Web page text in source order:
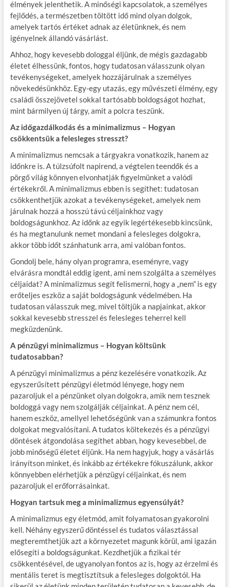
élmények jelenthetik. A minőségi kapcsolatok, a személyes
fejlődés, a természetben töltött idő mind olyan dolgok,
amelyek tartós értéket adnak az életünknek, és nem
igényelnek állandó vásárlást.
Ahhoz, hogy kevesebb dologgal éljünk, de mégis gazdagabb
életet élhessünk, fontos, hogy tudatosan válasszunk olyan
tevékenységeket, amelyek hozzájárulnak a személyes
növekedésünkhöz. Egy-egy utazás, egy művészeti élmény, egy
családi összejövetel sokkal tartósabb boldogságot hozhat,
mint bármilyen új tárgy, amit a polcra teszünk.
Az időgazdálkodás és a minimalizmus – Hogyan
csökkentsük a felesleges stresszt?
A minimalizmus nemcsak a tárgyakra vonatkozik, hanem az
időnkre is. A túlzsúfolt napirend, a végtelen teendők és a
pörgő világ könnyen elvonhatják figyelmünket a valódi
értékekről. A minimalizmus ebben is segíthet: tudatosan
csökkenthetjük azokat a tevékenységeket, amelyek nem
járulnak hozzá a hosszú távú céljainkhoz vagy
boldogságunkhoz. Az időnk az egyik legértékesebb kincsünk,
és ha megtanulunk nemet mondani a felesleges dolgokra,
akkor több időt szánhatunk arra, ami valóban fontos.
Gondolj bele, hány olyan programra, eseményre, vagy
elvárásra mondtál eddig igent, ami nem szolgálta a személyes
céljaidat? A minimalizmus segít felismerni, hogy a „nem” is egy
erőteljes eszköz a saját boldogságunk védelmében. Ha
tudatosan válasszuk meg, mivel töltjük a napjainkat, akkor
sokkal kevesebb stresszel és felesleges teherrel kell
megküzdenünk.
A pénzügyi minimalizmus – Hogyan költsünk
tudatosabban?
A pénzügyi minimalizmus a pénz kezelésére vonatkozik. Az
egyszerűsített pénzügyi életmód lényege, hogy nem
pazaroljuk el a pénzünket olyan dolgokra, amik nem tesznek
boldoggá vagy nem szolgálják céljainkat. A pénz nem cél,
hanem eszköz, amellyel lehetőségünk van a számunkra fontos
dolgokat megvalósítani. A tudatos költekezés és a pénzügyi
döntések átgondolása segíthet abban, hogy kevesebbel, de
jobb minőségű életet éljünk. Ha nem hagyjuk, hogy a vásárlás
irányítson minket, és inkább az értékekre fókuszálunk, akkor
könnyebben elérhetjük a pénzügyi céljainkat, és nem
pazaroljuk el erőforrásainkat.
Hogyan tartsuk meg a minimalizmus egyensúlyát?
A minimalizmus egy életmód, amit folyamatosan gyakorolni
kell. Néhány egyszerű döntéssel és tudatos választással
megteremthetjük azt a környezetet magunk körül, ami igazán
elősegíti a boldogságunkat. Kezdhetjük a fizikai tér
csökkentésével, de ugyanolyan fontos az is, hogy az érzelmi és
mentális teret is megtisztítsuk a felesleges dolgoktól. Ha